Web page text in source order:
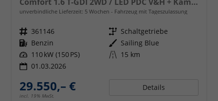
unverbindliche Lieferzeit: 5 Wochen Fahrzeug mit Tageszulassung
Fahrzeugnr. 361146 Getriebe Schaltgetriebe
Kraftstoff Benzin Außenfarbe Sailing Blue
Leistung 110 kW (150 PS) Kilometerstand 15 km
01.03.2026
29.550,– €
incl. 19% MwSt.
Details